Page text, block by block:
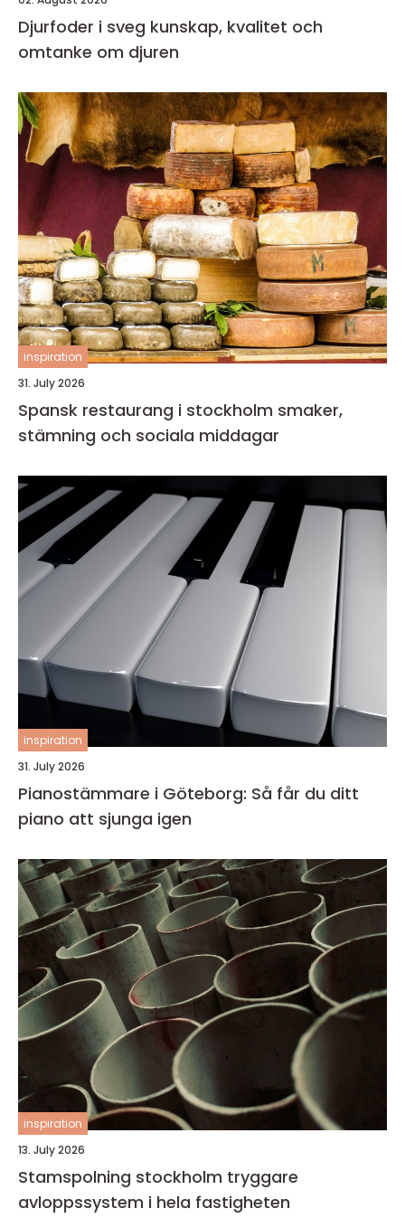
Djurfoder i sveg kunskap, kvalitet och
omtanke om djuren
inspiration
31. July 2026
Spansk restaurang i stockholm smaker,
stämning och sociala middagar
inspiration
31. July 2026
Pianostämmare i Göteborg: Så får du ditt
piano att sjunga igen
inspiration
13. July 2026
Stamspolning stockholm tryggare
avloppssystem i hela fastigheten